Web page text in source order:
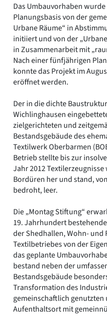
Das Umbauvorhaben
Planungsbasis von der
Urbane Räume“ in
initiiert und von der
in Zusammenarbeit mit
Nach einer fünfjährigen
konnte das Projekt im
eröffnet werden.
Der in die dichte
Wichlinghausen
zielgerichteten und
Bestandsgebäude des
Textilwerk Oberbarmen
Betrieb stellte bis zur
Jahr 2012
Bordüren her und stand,
bedroht, leer.
Die „Montag Stiftung“
19. Jahrhundert
der Shedhallen, Wohn- und
Textilbetriebes von der
das geplante
bestand neben der
Bestandsgebäude
Transformation des
gemeinschaftlich
Aufenthaltsort mit